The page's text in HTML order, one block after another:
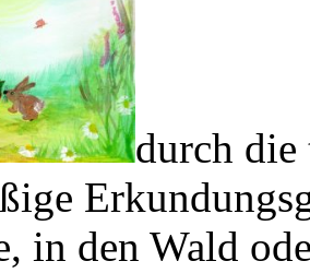
durch die
in den Wald